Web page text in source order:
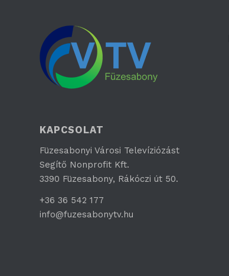
KAPCSOLAT
Füzesabonyi Városi Televíziózást
Segítő Nonprofit Kft.
3390 Füzesabony, Rákóczi út 50.
+36 36 542 177
info@fuzesabonytv.hu